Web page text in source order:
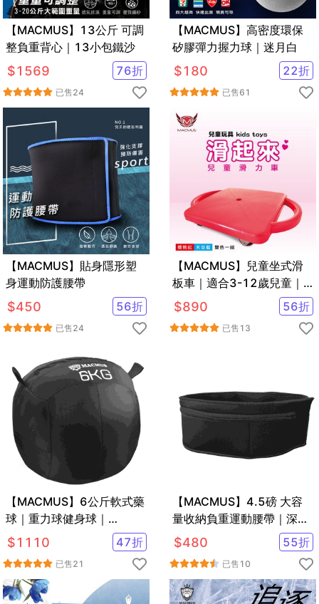
【MACMUS】13公斤 可調
整負重背心｜13小包鐵沙
$1569 76折
已售24
【MACMUS】高密度環保
矽膠彈力握力球｜迷月白
$180 22折
已售61
【MACMUS】貼身隱形塑
身運動防護腰帶
$450 56折
已售24
【MACMUS】兒童坐式滑
板車｜適合3-12歲兒童｜
兩入裝
$890 56折
已售 13
【MACMUS】6公斤軟式藥
球｜重力球健身球｜
Medicine Ball
$1110 47折
已售21
【MACMUS】4.5磅 大容
量收納負重運動腰帶｜深海
藍
$480 55折
已售 10